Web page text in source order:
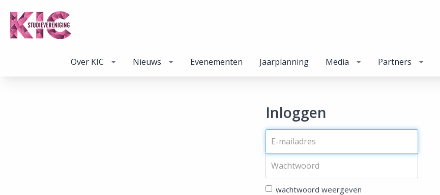
Over KIC Nieuws Evenementen Jaarplanning Media Partners
Inloggen
wachtwoord weergeven